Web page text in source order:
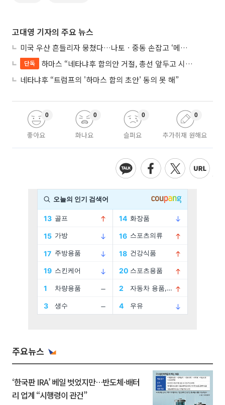
고대영 기자의 주요 뉴스
미국 우산 흔들리자 뭉쳤다…나토ㆍ중동 손잡고 ‘메카 공동방위’ 조약 체결
단독
하마스 “네타냐후 합의안 거절, 총선 앞두고 시간 끌기”
네타냐후 “트럼프의 '하마스 합의 초안' 동의 못 해”
좋아요
0
화나요
0
슬퍼요
0
추가취재 원해요
0
주요뉴스
‘한국판 IRA’ 베일 벗었지만…반도체·배터
리 업계 “시행령이 관건”